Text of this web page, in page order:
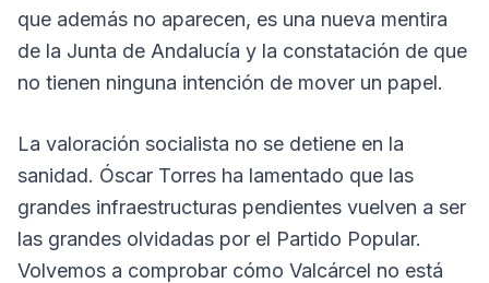
que además no aparecen, es una nueva mentira
de la Junta de Andalucía y la constatación de que
no tienen ninguna intención de mover un papel.
La valoración socialista no se detiene en la
sanidad. Óscar Torres ha lamentado que las
grandes infraestructuras pendientes vuelven a ser
las grandes olvidadas por el Partido Popular.
Volvemos a comprobar cómo Valcárcel no está